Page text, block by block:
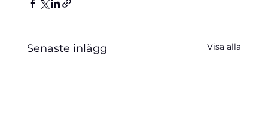
Senaste inlägg Visa alla